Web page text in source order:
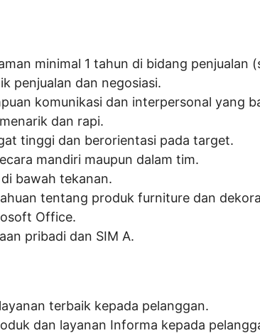
minimal 1 tahun di bidang penjualan
penjualan dan negosiasi.
komunikasi dan interpersonal yang
dan rapi.
tinggi dan berorientasi pada target.
mandiri maupun dalam tim.
bawah tekanan.
tentang produk furniture dan
Office.
pribadi dan SIM A.
terbaik kepada pelanggan.
dan layanan Informa kepada